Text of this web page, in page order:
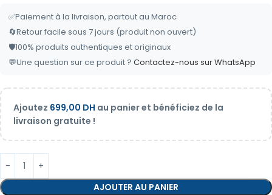
✅Paiement à la livraison, partout au Maroc
🔄Retour facile sous 7 jours (produit non ouvert)
🛡️100% produits authentiques et originaux
💬Une question sur ce produit ? Contactez-nous sur WhatsApp
Ajoutez 699,00 DH au panier et bénéficiez de la
livraison gratuite !
AJOUTER AU PANIER